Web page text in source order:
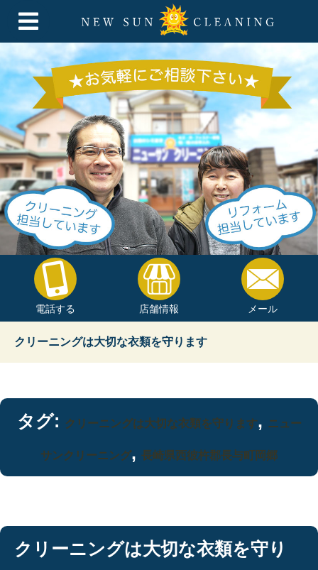
電話する 店舗情報 メール
クリーニングは大切な衣類を守ります
タグ: クリーニングは大切な衣類を守ります, ニュー
サンクリーニング, 長崎県西彼杵郡長与町岡郷
クリーニングは大切な衣類を守り